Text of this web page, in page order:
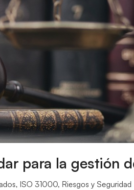
para la gestión
, ISO 31000, Riesgos y Seguridad